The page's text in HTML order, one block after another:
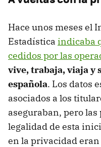
Hace unos meses el
Estadística indicaba
cedidos por las
vive, trabaja, viaja y
española. Los datos
asociados a los
aseguraban, pero
legalidad de esta
en la privacidad